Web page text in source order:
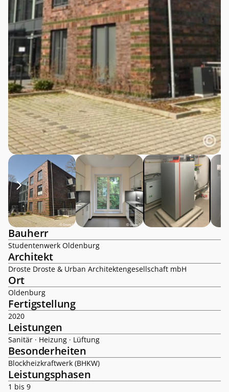
Bauherr
Studentenwerk Oldenburg
Architekt
Droste Droste & Urban Architektengesellschaft mbH
Ort
Oldenburg
Fertigstellung
2020
Leistungen
Sanitär · Heizung · Lüftung
Besonderheiten
Blockheizkraftwerk (BHKW)
Leistungsphasen
1 bis 9